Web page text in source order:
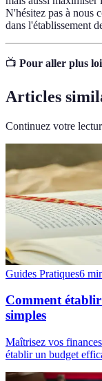
N'hésitez pas à nous
dans l'établissement
📺 Pour aller plus
Articles
Continuez votre
Guides Pratiques6
Comment
simples
Maîtrisez vos
établir un budget